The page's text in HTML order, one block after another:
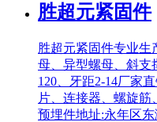
胜超元紧固件
胜超元紧固件专业生
母、异型螺母、斜支
120、牙距2-14厂家
片、连接器、螺旋
预埋件地址:永年区东